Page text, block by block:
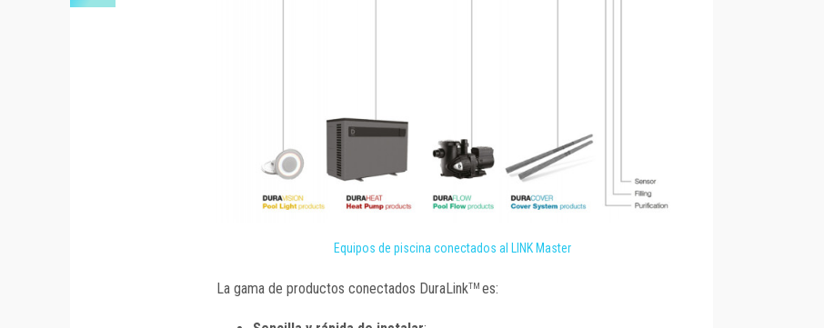
Equipos de piscina conectados al LINK Master
La gama de productos conectados DuraLinkTM es: